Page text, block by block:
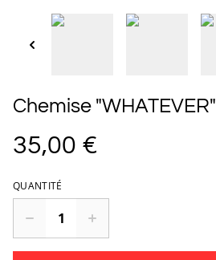
Chemise "WHATEVER"
35,00 €
QUANTITÉ